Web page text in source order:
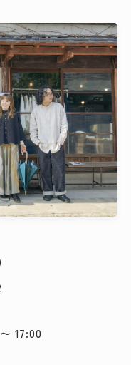
検索する
17:00